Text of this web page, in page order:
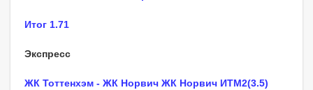
Итог 1.71
Экспресс
ЖК Тоттенхэм - ЖК Норвич ЖК Норвич ИТМ2(3.5)